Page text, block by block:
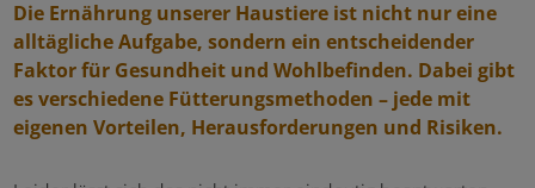
Die Ernährung unserer Haustiere ist nicht nur eine
alltägliche Aufgabe, sondern ein entscheidender
Faktor für Gesundheit und Wohlbefinden. Dabei gibt
es verschiedene Fütterungsmethoden – jede mit
eigenen Vorteilen, Herausforderungen und Risiken.